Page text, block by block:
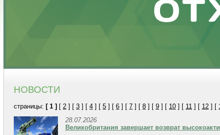
НОВОСТИ
страницы: [ 1 ] [ 2 ] [ 3 ] [ 4 ] [ 5 ] [ 6 ] [ 7 ] [ 8 ] [ 9 ] [ 10 ] [ 11 ] [ 12 ] [
28.07.2026
Великобритания завершает возврат